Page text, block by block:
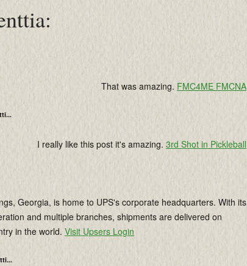
That was amazing. FMC4ME FMCNA
I really like this post it's amazing. 3rd Shot in Pickleball
Georgia, is home to UPS's corporate headquarters. With its
and multiple branches, shipments are delivered on
in the world. Visit Upsers Login